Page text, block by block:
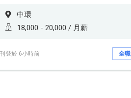
中環
18,000 - 20,000 / 月薪
刊登於 6小時前 全職